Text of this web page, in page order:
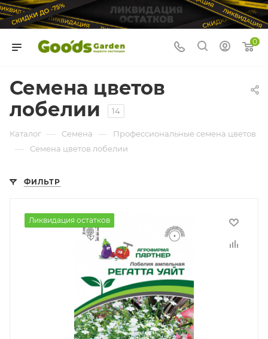
0
Семена цветов
лобелии
14
Каталог — Семена — Профессиональные семена цветов
— Семена цветов лобелии
ФИЛЬТР
Ликвидация остатков